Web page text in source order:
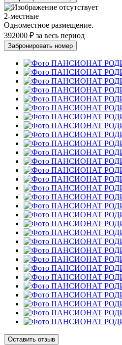
2-местные
Одноместное размещение.
392000 ₽ за весь период
Оставить отзыв